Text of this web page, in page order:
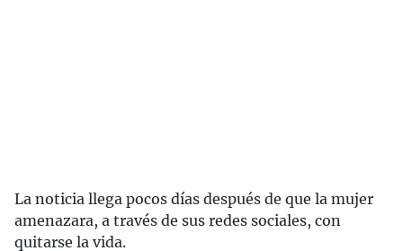
La noticia llega pocos días después de que la mujer
amenazara, a través de sus redes sociales, con
quitarse la vida.